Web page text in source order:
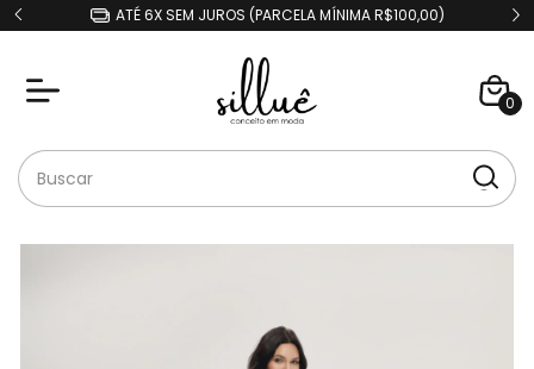
ATÉ 6X SEM JUROS (PARCELA MÍNIMA R$100,00)
0